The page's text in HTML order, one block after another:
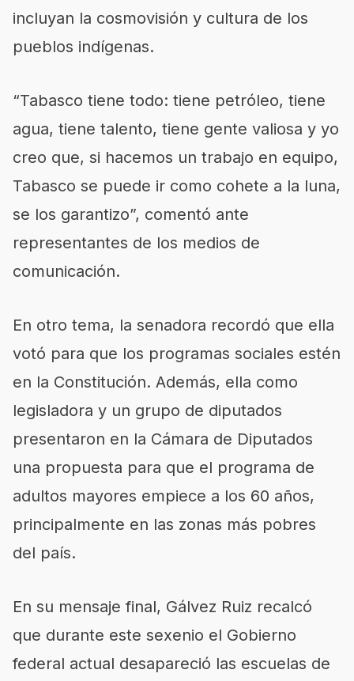
incluyan la cosmovisión y cultura de los
pueblos indígenas.
“Tabasco tiene todo: tiene petróleo, tiene
agua, tiene talento, tiene gente valiosa y yo
creo que, si hacemos un trabajo en equipo,
Tabasco se puede ir como cohete a la luna,
se los garantizo”, comentó ante
representantes de los medios de
comunicación.
En otro tema, la senadora recordó que ella
votó para que los programas sociales estén
en la Constitución. Además, ella como
legisladora y un grupo de diputados
presentaron en la Cámara de Diputados
una propuesta para que el programa de
adultos mayores empiece a los 60 años,
principalmente en las zonas más pobres
del país.
En su mensaje final, Gálvez Ruiz recalcó
que durante este sexenio el Gobierno
federal actual desapareció las escuelas de